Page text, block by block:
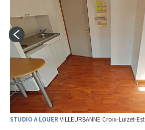
STUDIO A LOUER VILLEURBANNE Croix-Luizet-Est